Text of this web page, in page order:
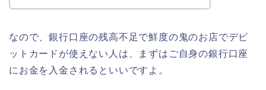
なので、銀行口座の残高不足で鮮度の鬼のお店でデビ
ットカードが使えない人は、まずはご自身の銀行口座
にお金を入金されるといいですよ。